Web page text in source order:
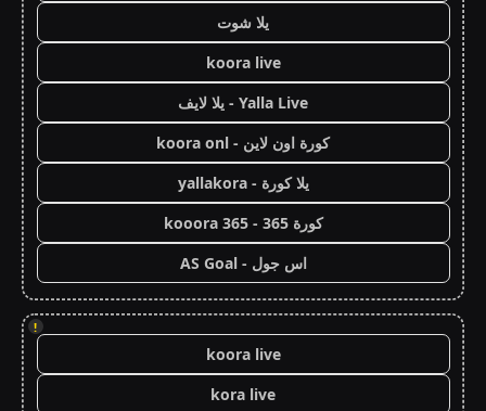
يلا شوت
koora live
Yalla Live - يلا لايف
كورة اون لاين - koora onl
يلا كورة - yallakora
كورة 365 - kooora 365
اس جول - AS Goal
!
koora live
kora live